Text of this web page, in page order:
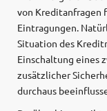
von Kreditanfragen
Eintragungen.
Situation des
Einschaltung eines
zusätzlicher
durchaus